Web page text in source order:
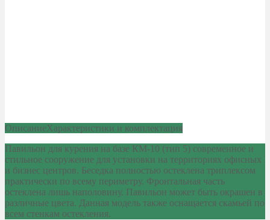
ОписаниеХарактеристики и комплектация
Павильон для курения на базе КМ-10 (тип 5) современное и
стильное сооружение для установки на территориях офисных
и бизнес центров. Беседка полностью остеклена триплексом
практически по всему периметру. Фронтальная часть
остеклена лишь наполовину. Павильон может быть окрашен в
различные цвета. Данная модель также оснащается скамьей по
всем стенкам остекления.